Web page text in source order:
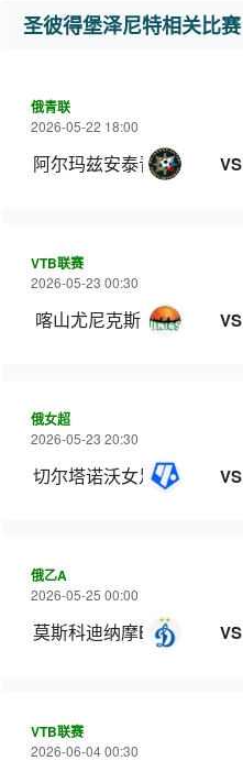
圣彼得堡泽尼特相关比赛
俄青联
2026-05-22 18:00
阿尔玛兹安泰青年队 VS
VTB联赛
2026-05-23 00:30
喀山尤尼克斯 VS
俄女超
2026-05-23 20:30
切尔塔诺沃女足 VS
俄乙A
2026-05-25 00:00
莫斯科迪纳摩B队 VS
VTB联赛
2026-06-04 00:30